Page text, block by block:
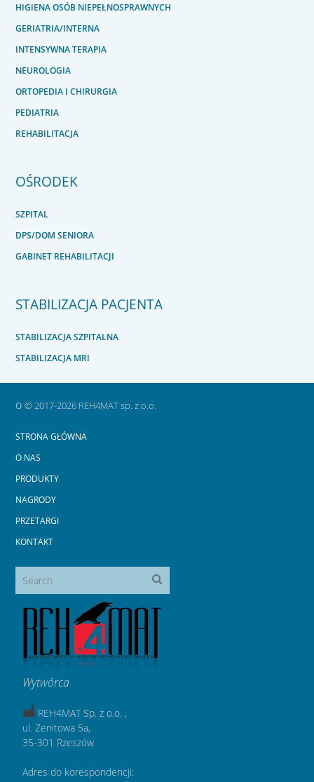
HIGIENA OSÓB NIEPEŁNOSPRAWNYCH
GERIATRIA/INTERNA
INTENSYWNA TERAPIA
NEUROLOGIA
ORTOPEDIA I CHIRURGIA
PEDIATRIA
REHABILITACJA
OŚRODEK
SZPITAL
DPS/DOM SENIORA
GABINET REHABILITACJI
STABILIZACJA PACJENTA
STABILIZACJA SZPITALNA
STABILIZACJA MRI
o© 2017-2026 REH4MAT sp. z o.o.
STRONA GŁÓWNA
O NAS
PRODUKTY
NAGRODY
PRZETARGI
KONTAKT
Wytwórca
REH4MAT Sp. z o.o. ,
ul. Zenitowa 5a,
35-301 Rzeszów
Adres do korespondencji: